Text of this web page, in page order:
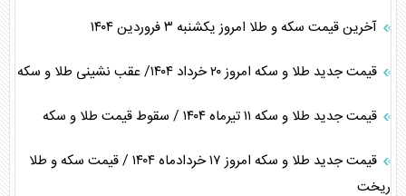
آخرین قیمت سکه و طلا امروز یکشنبه ۳ فروردین ۱۴۰۴
قیمت جدید طلا و سکه امروز ۲۰ خرداد ۱۴۰۴/ عقب نشینی طلا و سکه
قیمت جدید طلا و سکه ۱۱ تیرماه ۱۴۰۴ / سقوط قیمت طلا و سکه
قیمت جدید طلا و سکه امروز ۱۷ خردادماه ۱۴۰۴ / قیمت سکه و طلا
ریخت